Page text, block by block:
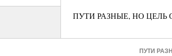
ПУТИ РАЗНЫЕ, НО ЦЕЛЬ
ПУТИ